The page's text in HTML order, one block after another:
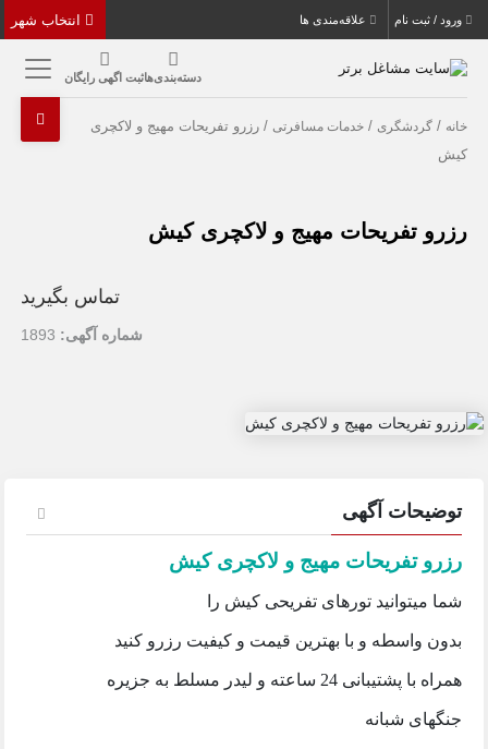
ورود / ثبت نام علاقه‌مندی ها
دسته‌بندی‌هاثبت اگهی رایگان
خانه /گردشگری /خدمات مسافرتی / رزرو تفریحات مهیج و لاکچری
کیش
رزرو تفریحات مهیج و لاکچری کیش
تماس بگیرید
شماره آگهی: 1893
توضیحات آگهی
رزرو تفریحات مهیج و لاکچری کیش
شما میتوانید تورهای تفریحی کیش را
بدون واسطه و با بهترین قیمت و کیفیت رزرو کنید
همراه با پشتیبانی 24 ساعته و لیدر مسلط به جزیره
جنگهای شبانه